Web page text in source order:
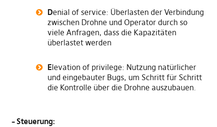
Denial of service: Überlasten der Verbindung
zwischen Drohne und Operator durch so
viele Anfragen, dassdie Kapazitäten
überlastet werden
Elevation of privilege: Nutzung natürlicher
und eingebauter Bugs, um Schritt für Schritt
die Kontrolle über die Drohne auszubauen.
– Steuerung: